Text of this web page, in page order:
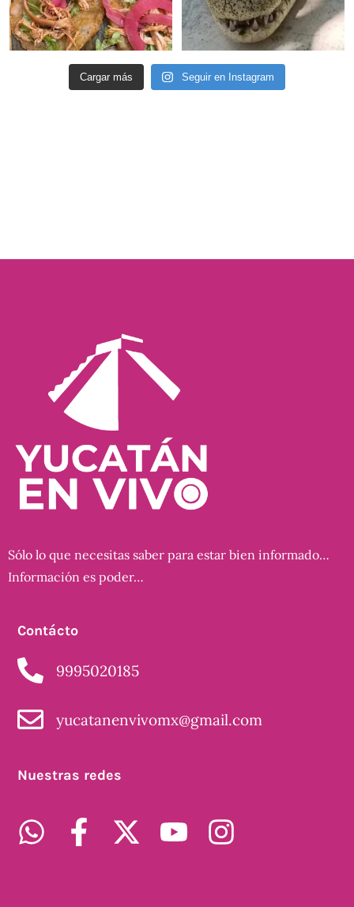
Cargar más Seguir en Instagram
Sólo lo que necesitas saber para estar bien informado…
Información es poder…
Contácto
9995020185
yucatanenvivomx@gmail.com
Nuestras redes